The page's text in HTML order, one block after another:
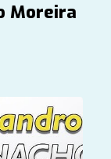
Moreira